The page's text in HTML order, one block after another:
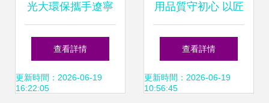
光大環保攜手遼寧
省城鄉建設集團，
共啟建設工程設計
查看詳情
更新時間：2026-06-19
16:22:05
用品質守初心 以匠
心鑄精工——記華
陸科技突出貢獻獎
查看詳情
更新時間：2026-06-19
10:56:45